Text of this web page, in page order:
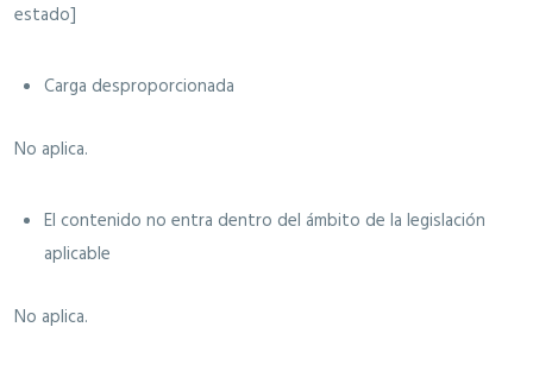
estado]
Carga desproporcionada
No aplica.
El contenido no entra dentro del ámbito de la legislación
aplicable
No aplica.